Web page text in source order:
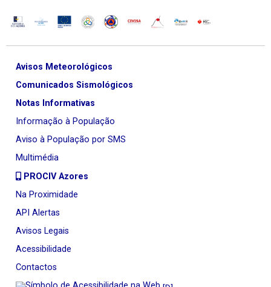
Avisos Meteorológicos
Comunicados Sismológicos
Notas Informativas
Informação à População
Aviso à População por SMS
Multimédia
PROCIV Azores
Na Proximidade
API Alertas
Avisos Legais
Acessibilidade
Contactos